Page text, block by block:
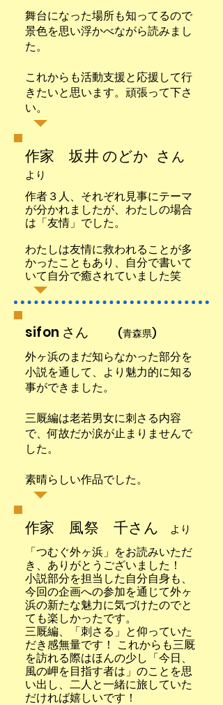
舞台になった場所も知ってるので
景色を思い浮かべながら読みまし
た。
これからも活動支援と応援して行
きたいと思います。頑張って下さ
い。
作家 坂井 のどか さ ん
より
作者３人、それぞれ見事にテーマ
が分かれましたが、わたしの場合
は「友情」でした。
わたしは友情に救われることが多
かったこともあり、自分で書いて
いて自分で癒されていました笑
sifon さん (青森県)
外ヶ浜のまだ知らなかった部分を
小説を通して、より魅力的に知る
事ができました。
三厩編は老若男女に刺さる内容
で、何故だか涙が止まりませんで
した。
素晴らしい作品でした。
作家 風祭 千さん より
「つむぐ外ヶ浜」をお読みいただ
き、ありがとうございました！
小説部分を担当した自分自身も、
今回の企画への参加を通じて外ヶ
浜の新たな魅力に気づけたのでと
ても楽しかったです。
三厩編、「刺さる」と仰っていた
だき感無量です！ これからも三厩
を訪れる際はほんの少し「今日、
風の岬を目指す者は」のことを思
い出し、二人と一緒に旅していた
だければ嬉しいです！